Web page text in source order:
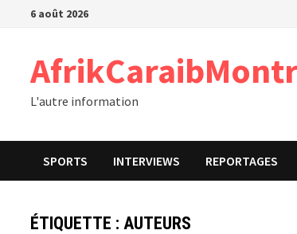
Passer6 août 2026
L'autre information
SPORTS INTERVIEWS REPORTAGES
ÉTIQUETTE :AUTEURS